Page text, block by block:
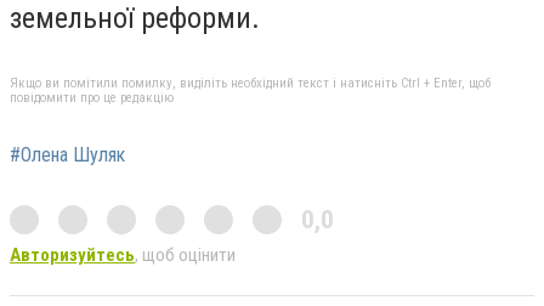
земельної реформи.
Якщо ви помітили помилку, виділіть необхідний текст і натисніть Ctrl + Enter, щоб
повідомити про це редакцію
#Олена Шуляк
0,0
Авторизуйтесь, щоб оцінити